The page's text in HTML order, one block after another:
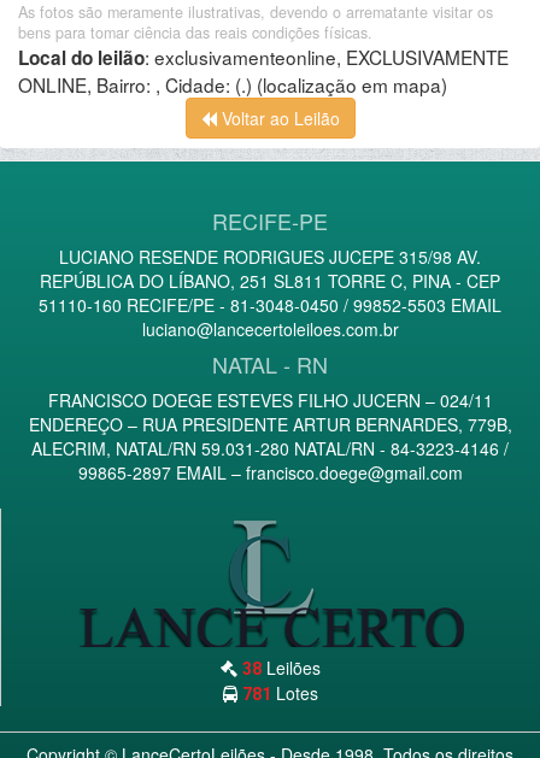
As fotos são meramente ilustrativas, devendo o arrematante visitar os
bens para tomar ciência das reais condições físicas.
Local do leilão: exclusivamenteonline, EXCLUSIVAMENTE
ONLINE, Bairro: , Cidade: (.) (localização em mapa)
Voltar ao Leilão
RECIFE-PE
LUCIANO RESENDE RODRIGUES JUCEPE 315/98 AV.
REPÚBLICA DO LÍBANO, 251 SL811 TORRE C, PINA - CEP
51110-160 RECIFE/PE - 81-3048-0450 / 99852-5503 EMAIL
luciano@lancecertoleiloes.com.br
NATAL - RN
FRANCISCO DOEGE ESTEVES FILHO JUCERN – 024/11
ENDEREÇO – RUA PRESIDENTE ARTUR BERNARDES, 779B,
ALECRIM, NATAL/RN 59.031-280 NATAL/RN - 84-3223-4146 /
99865-2897 EMAIL – francisco.doege@gmail.com
38 Leilões
781 Lotes